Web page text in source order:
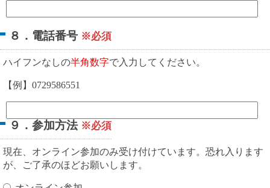
８．電話番号 ※必須
ハイフンなしの半角数字で入力してください。
【例】0729586551
９．参加方法 ※必須
現在、オンライン参加のみ受け付けています。恐れ入ります
が、ご了承のほどお願いします。